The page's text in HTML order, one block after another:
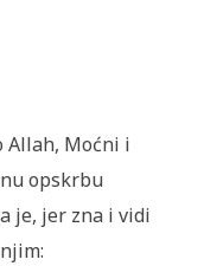
opskrbu
je, jer zna i vidi